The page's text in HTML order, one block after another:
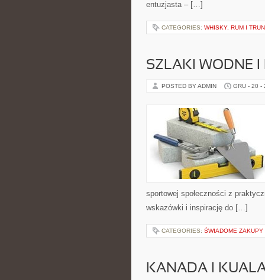
entuzjasta – […]
CATEGORIES: WHISKY, RUM I
SZLAKI WODNE I
POSTED BY ADMIN GRU - 20 -
sportowej społeczności z
wskazówki i inspirację do […]
CATEGORIES: ŚWIADOME ZAKUPY
KANADA I